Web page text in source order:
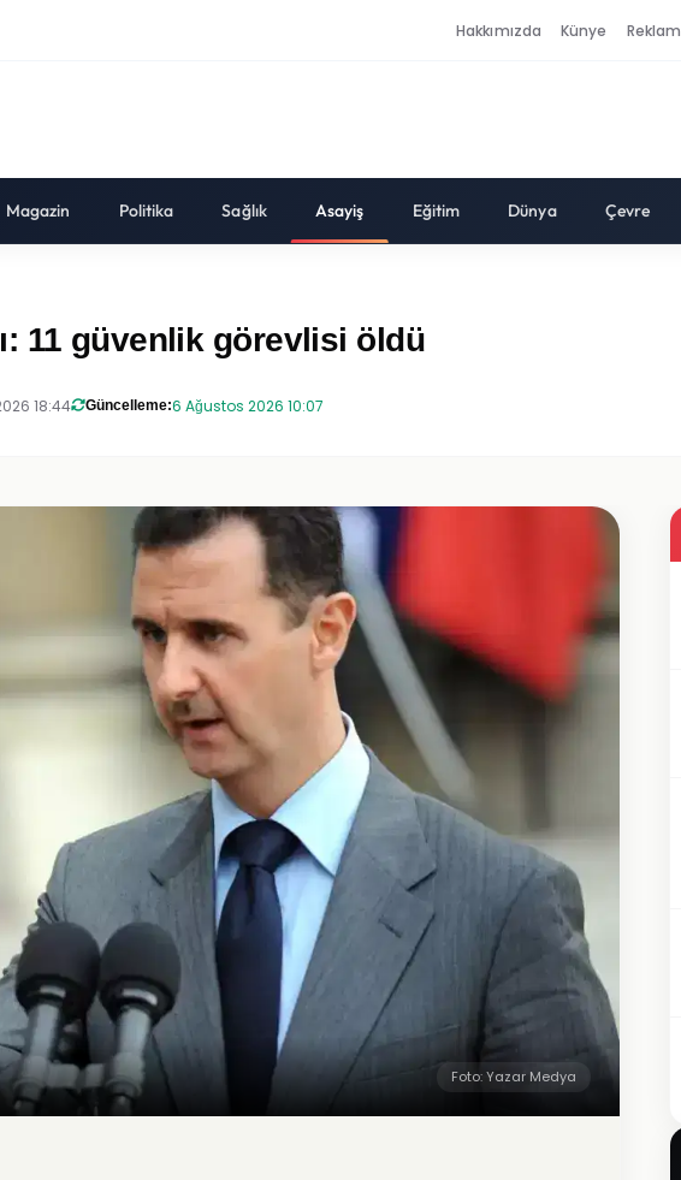
Hakkımızda Künye Reklam
Magazin Politika Sağlık Asayiş Eğitim Dünya Çevre
11 güvenlik görevlisi öldü
18:44 Güncelleme:6 Ağustos 2026 10:07
Foto: Yazar Medya